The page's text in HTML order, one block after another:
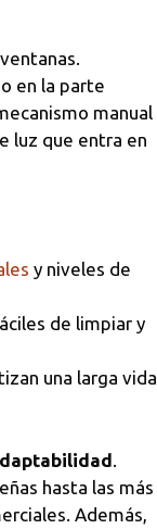
en la parte
manual
luz que entra en
y niveles de
de limpiar y
una larga vida
hasta las más
Además,